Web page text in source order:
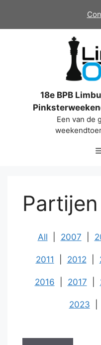
de
18e BPB
Een van de
All 2007
2011 2012
2016 2017
2023